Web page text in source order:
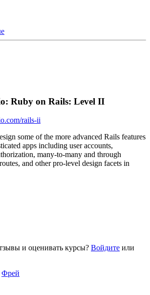
Ruby on Rails: Level II
rails-ii
some of the more advanced Rails features
apps including user accounts,
many-to-many and through
and other pro-level design facets in
и оценивать курсы? Войдите или
Фрей